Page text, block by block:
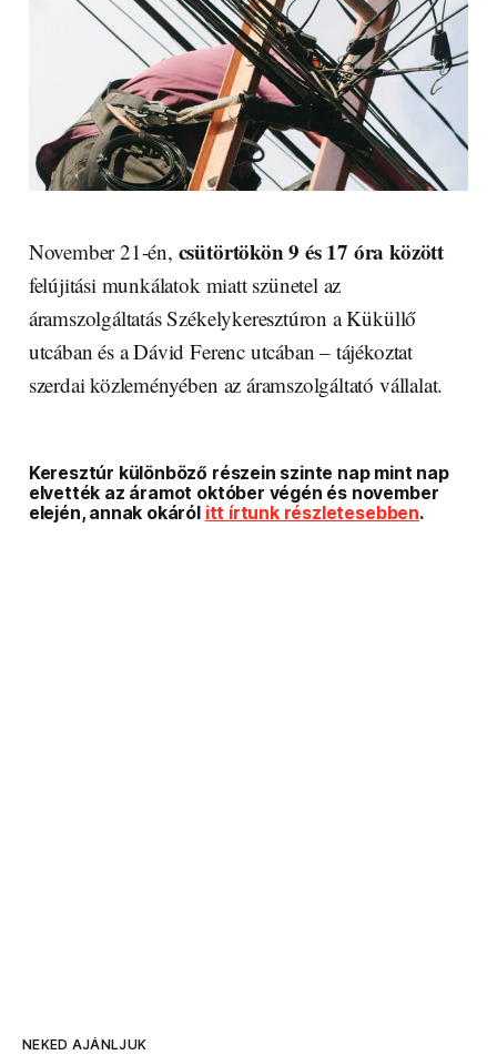
November 21-én, csütörtökön 9 és 17 óra között
felújitási munkálatok miatt szünetel az
áramszolgáltatás Székelykeresztúron a Küküllő
utcában és a Dávid Ferenc utcában – tájékoztat
szerdai közleményében az áramszolgáltató vállalat.
Keresztúr különböző részein szinte nap mint nap
elvették az áramot október végén és november
elején, annak okáról itt írtunk részletesebben.
NEKED AJÁNLJUK